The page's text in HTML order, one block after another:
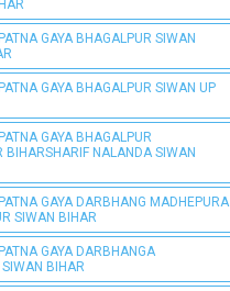
GAYA BHAGALPUR SIWAN
GAYA BHAGALPUR SIWAN UP
GAYA BHAGALPUR
BIHARSHARIF NALANDA SIWAN
GAYA DARBHANG MADHEPURA
SIWAN BIHAR
GAYA DARBHANGA
BIHAR